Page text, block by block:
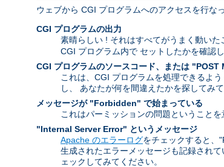
ウェブから CGI プログラムへのアクセスを行な
CGI プログラムの出力
素晴らしい ! それはすべてがうまく動い
CGI プログラム内で セットしたかを確認し
CGI プログラムのソースコード、または
これは、CGI プログラムを処理できるよ
し、 あなたが何を間違えたかを探してみて
メッセージが "Forbidden" で始まっている
これはパーミッションの問題ということを
"Internal Server Error" というメッセージ
Apache のエラーログをチェックすると、
生成されたエラーメッセージも記録され
ェックしてみてください。